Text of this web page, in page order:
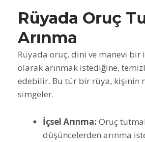
Rüyada Oruç
Arınma
Rüyada oruç, dini ve manevi
olarak arınmak istediğine,
edebilir. Bu tür bir rüya, kişinin
simgeler.
İçsel Arınma: Oruç
düşüncelerden arınma